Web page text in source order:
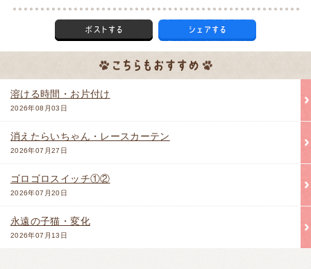
溶ける時間・お片付け
2026年08月03日
消えたらいちゃん・レースカーテン
2026年07月27日
ゴロゴロスイッチ①②
2026年07月20日
永遠の子猫・変化
2026年07月13日